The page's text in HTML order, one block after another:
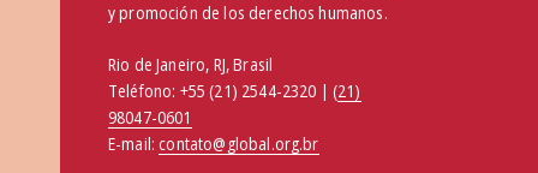
y promoción de los derechos humanos.
Rio de Janeiro, RJ, Brasil
Teléfono: +55 (21) 2544-2320 | (21)
98047-0601
E-mail:contato@global.org.br